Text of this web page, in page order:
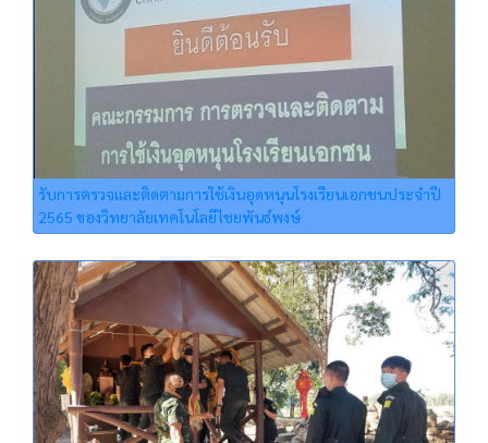
รับการตรวจและติดตามการใช้เงินอุดหนุนโรงเรียนเอกชนประจำปี
2565 ของวิทยาลัยเทคโนโลยีไชยพันธ์พงษ์